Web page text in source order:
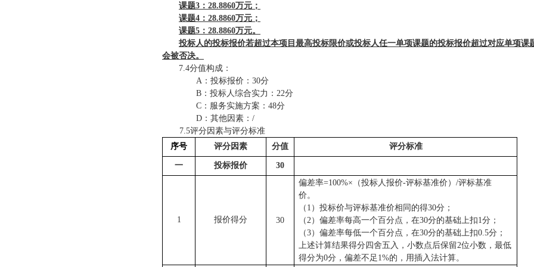
课题3：28.8860万元；
课题4：28.8860万元；
课题5：28.8860万元。
投标人的投标报价若超过本项目最高投标限价或投标人任一单项课题的投标报价超过对应单项课
会被否决。
7.4分值构成：
A：投标报价： 30分
B： 投标人综合实力 ： 22分
C：服务实施方案： 48分
D： 其他因素： /
7.5评分因素与评分标准
序号
评分因素 分值 评分标准
一 投标报价 30
1 报价得分 30
偏差率=100%×（投标人报价-评标基准价）/评标基准
价。
（ 1）投标价与评标基准价相同的得30分；
（2）偏差率每高一个百分点，在30分的基础上扣1分；
（3）偏差率每低一个百分点，在30分的基础上扣0.5分；
上述计算结果得分四舍五入，小数点后保留2位小数，最低
得分为0分，偏差不足1%的，用插入法计算。